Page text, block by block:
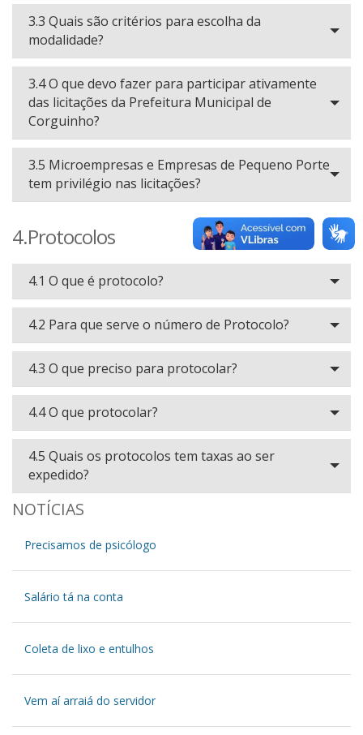
3.3 Quais são critérios para escolha da
modalidade?
3.4 O que devo fazer para participar ativamente
das licitações da Prefeitura Municipal de
Corguinho?
3.5 Microempresas e Empresas de Pequeno Porte
tem privilégio nas licitações?
4.Protocolos
4.1 O que é protocolo?
4.2 Para que serve o número de Protocolo?
4.3 O que preciso para protocolar?
4.4 O que protocolar?
4.5 Quais os protocolos tem taxas ao ser
expedido?
NOTÍCIAS
Precisamos de psicólogo
Salário tá na conta
Coleta de lixo e entulhos
Vem aí arraiá do servidor